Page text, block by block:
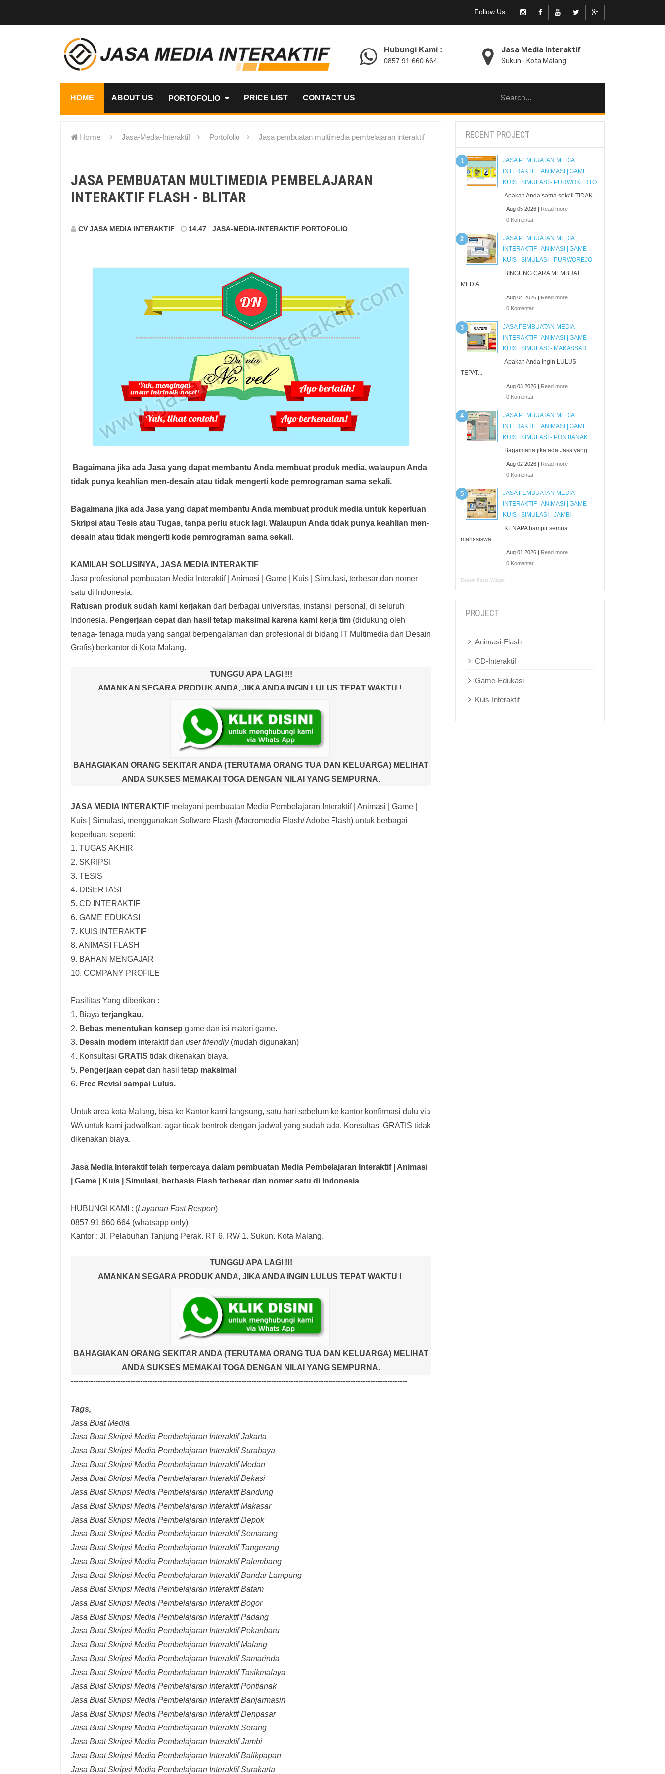
Follow Us :
Hubungi Kami :
0857 91 660 664
Jasa Media Interaktif
Sukun - Kota Malang
HOME ABOUT US PORTOFOLIO PRICE LIST CONTACT US
Home Jasa-Media-Interaktif Portofolio Jasa pembuatan multimedia pembelajaran interaktif
JASA PEMBUATAN MULTIMEDIA PEMBELAJARAN
INTERAKTIF FLASH - BLITAR
CV JASA MEDIA INTERAKTIF 14.47 JASA-MEDIA-INTERAKTIF PORTOFOLIO
Bagaimana jika ada Jasa yang dapat membantu Anda membuat produk media, walaupun Anda
tidak punya keahlian men-desain atau tidak mengerti kode pemrograman sama sekali.
Bagaimana jika ada Jasa yang dapat membantu Anda membuat produk media untuk keperluan
Skripsi atau Tesis atau Tugas, tanpa perlu stuck lagi. Walaupun Anda tidak punya keahlian men-
desain atau tidak mengerti kode pemrograman sama sekali.
KAMILAH SOLUSINYA, JASA MEDIA INTERAKTIF
Jasa profesional pembuatan Media Interaktif | Animasi | Game | Kuis | Simulasi, terbesar dan nomer
satu di Indonesia.
Ratusan produk sudah kami kerjakan dari berbagai universitas, instansi, personal, di seluruh
Indonesia. Pengerjaan cepat dan hasil tetap maksimal karena kami kerja tim (didukung oleh
tenaga- tenaga muda yang sangat berpengalaman dan profesional di bidang IT Multimedia dan Desain
Grafis) berkantor di Kota Malang.
TUNGGU APA LAGI !!!
AMANKAN SEGARA PRODUK ANDA, JIKA ANDA INGIN LULUS TEPAT WAKTU !
BAHAGIAKAN ORANG SEKITAR ANDA (TERUTAMA ORANG TUA DAN KELUARGA) MELIHAT
ANDA SUKSES MEMAKAI TOGA DENGAN NILAI YANG SEMPURNA.
JASA MEDIA INTERAKTIF melayani pembuatan Media Pembelajaran Interaktif| Animasi | Game |
Kuis | Simulasi, menggunakan Software Flash (Macromedia Flash/ Adobe Flash) untuk berbagai
keperluan, seperti:
1. TUGAS AKHIR
2. SKRIPSI
3. TESIS
4. DISERTASI
5. CD INTERAKTIF
6. GAME EDUKASI
7. KUIS INTERAKTIF
8. ANIMASI FLASH
9. BAHAN MENGAJAR
10. COMPANY PROFILE
Fasilitas Yang diberikan :
1. Biaya terjangkau.
2. Bebas menentukan konsep game dan isi materi game.
3. Desain modern interaktif dan user friendly(mudah digunakan)
4. Konsultasi GRATIS tidak dikenakan biaya.
5. Pengerjaan cepat dan hasil tetap maksimal .
6. Free Revisi sampai Lulus.
Untuk area kota Malang, bisa ke Kantor kami langsung, satu hari sebelum ke kantor konfirmasi dulu via
WA untuk kami jadwalkan, agar tidak bentrok dengan jadwal yang sudah ada. Konsultasi GRATIS tidak
dikenakan biaya.
Jasa Media Interaktif telah terpercaya dalam pembuatan Media Pembelajaran Interaktif| Animasi
| Game | Kuis | Simulasi, berbasis Flash terbesar dan nomer satu di Indonesia.
HUBUNGI KAMI : (Layanan Fast Respon)
0857 91 660 664 (whatsapp only)
Kantor : Jl. Pelabuhan Tanjung Perak. RT 6. RW 1. Sukun. Kota Malang.
TUNGGU APA LAGI !!!
AMANKAN SEGARA PRODUK ANDA, JIKA ANDA INGIN LULUS TEPAT WAKTU !
BAHAGIAKAN ORANG SEKITAR ANDA (TERUTAMA ORANG TUA DAN KELUARGA) MELIHAT
ANDA SUKSES MEMAKAI TOGA DENGAN NILAI YANG SEMPURNA.
----------------------------------------------------------------------------------------------------------------------------------------
Tags,
Jasa Buat Media
Jasa Buat Skripsi Media Pembelajaran Interaktif Jakarta
Jasa Buat Skripsi Media Pembelajaran Interaktif Surabaya
Jasa Buat Skripsi Media Pembelajaran Interaktif Medan
Jasa Buat Skripsi Media Pembelajaran Interaktif Bekasi
Jasa Buat Skripsi Media Pembelajaran Interaktif Bandung
Jasa Buat Skripsi Media Pembelajaran Interaktif Makasar
Jasa Buat Skripsi Media Pembelajaran Interaktif Depok
Jasa Buat Skripsi Media Pembelajaran Interaktif Semarang
Jasa Buat Skripsi Media Pembelajaran Interaktif Tangerang
Jasa Buat Skripsi Media Pembelajaran Interaktif Palembang
Jasa Buat Skripsi Media Pembelajaran Interaktif Bandar Lampung
Jasa Buat Skripsi Media Pembelajaran Interaktif Batam
Jasa Buat Skripsi Media Pembelajaran Interaktif Bogor
Jasa Buat Skripsi Media Pembelajaran Interaktif Padang
Jasa Buat Skripsi Media Pembelajaran Interaktif Pekanbaru
Jasa Buat Skripsi Media Pembelajaran Interaktif Malang
Jasa Buat Skripsi Media Pembelajaran Interaktif Samarinda
Jasa Buat Skripsi Media Pembelajaran Interaktif Tasikmalaya
Jasa Buat Skripsi Media Pembelajaran Interaktif Pontianak
Jasa Buat Skripsi Media Pembelajaran Interaktif Banjarmasin
Jasa Buat Skripsi Media Pembelajaran Interaktif Denpasar
Jasa Buat Skripsi Media Pembelajaran Interaktif Serang
Jasa Buat Skripsi Media Pembelajaran Interaktif Jambi
Jasa Buat Skripsi Media Pembelajaran Interaktif Balikpapan
Jasa Buat Skripsi Media Pembelajaran Interaktif Surakarta
RECENT PROJECT
JASA PEMBUATAN MEDIA
INTERAKTIF | ANIMASI | GAME |
KUIS | SIMULASI - PURWOKERTO
Apakah Anda sama sekali TIDAK...
Aug 05 2026 | Read more
0 Komentar
JASA PEMBUATAN MEDIA
INTERAKTIF | ANIMASI | GAME |
KUIS | SIMULASI - PURWOREJO
BINGUNG CARA MEMBUAT
MEDIA...
Aug 04 2026 | Read more
0 Komentar
JASA PEMBUATAN MEDIA
INTERAKTIF | ANIMASI | GAME |
KUIS | SIMULASI - MAKASSAR
Apakah Anda ingin LULUS
TEPAT...
Aug 03 2026 | Read more
0 Komentar
JASA PEMBUATAN MEDIA
INTERAKTIF | ANIMASI | GAME |
KUIS | SIMULASI - PONTIANAK
Bagaimana jika ada Jasa yang...
Aug 02 2026 | Read more
0 Komentar
JASA PEMBUATAN MEDIA
INTERAKTIF | ANIMASI | GAME |
KUIS | SIMULASI - JAMBI
KENAPA hampir semua
mahasiswa...
Aug 01 2026 | Read more
0 Komentar
Recent Posts Widget
PROJECT
Animasi-Flash
CD-Interaktif
Game-Edukasi
Kuis-Interaktif